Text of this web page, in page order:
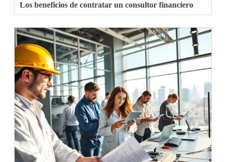
Los beneficios de contratar un consultor financiero